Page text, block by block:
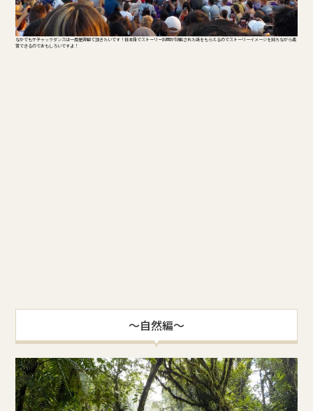
なかでもケチャックダンスは一度是非観て頂きたいです！日本語でストーリー説明が記載された紙をもらえるのでストーリーイメージを持ちながら鑑
賞できるのでおもしろいですよ！
～自然編～